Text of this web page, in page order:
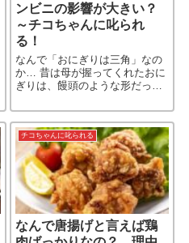
ンビニの影響が大きい？
～チコちゃんに叱られ
る！
なんで「おにぎりは三角」なの
か… 昔は母が握ってくれたおに
ぎりは、饅頭のような形だっ
り、と言えば「三角」というイ
メージが強い。 「三角のおにぎ
りが握れない」という人もいる
の［…続きを読む］
チコちゃんに叱られる
なんで唐揚げと言えば鶏